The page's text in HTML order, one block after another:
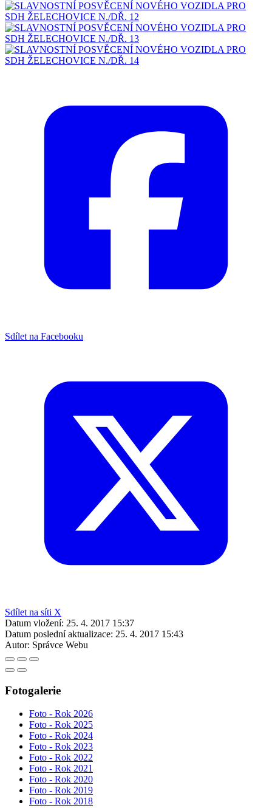
Sdílet na Facebooku
Sdílet na síti X
Datum vložení: 25. 4. 2017 15:37
Datum poslední aktualizace: 25. 4. 2017 15:43
Autor: Správce Webu
Fotogalerie
Foto - Rok 2026
Foto - Rok 2025
Foto - Rok 2024
Foto - Rok 2023
Foto - Rok 2022
Foto - Rok 2021
Foto - Rok 2020
Foto - Rok 2019
Foto - Rok 2018